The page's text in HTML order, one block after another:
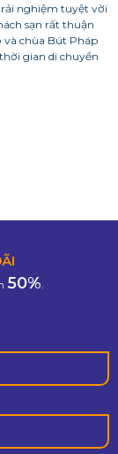
nghiệm tuyệt vời
sạn rất thuận
và chùa Bút Pháp
gian di chuyển
50%.